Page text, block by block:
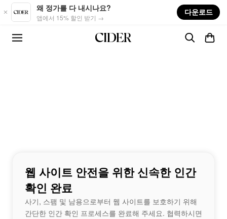
Skip to main content
왜 정가를 다 내시나요?
앱에서 15% 할인 받기 →
다운로드
웹 사이트 안전을 위한 신속한 인간
확인 완료
사기, 스팸 및 남용으로부터 웹 사이트를 보호하기 위해
간단한 인간 확인 프로세스를 완료해 주세요. 협력하시면